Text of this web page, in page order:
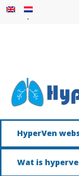
HyperVen
Wat is